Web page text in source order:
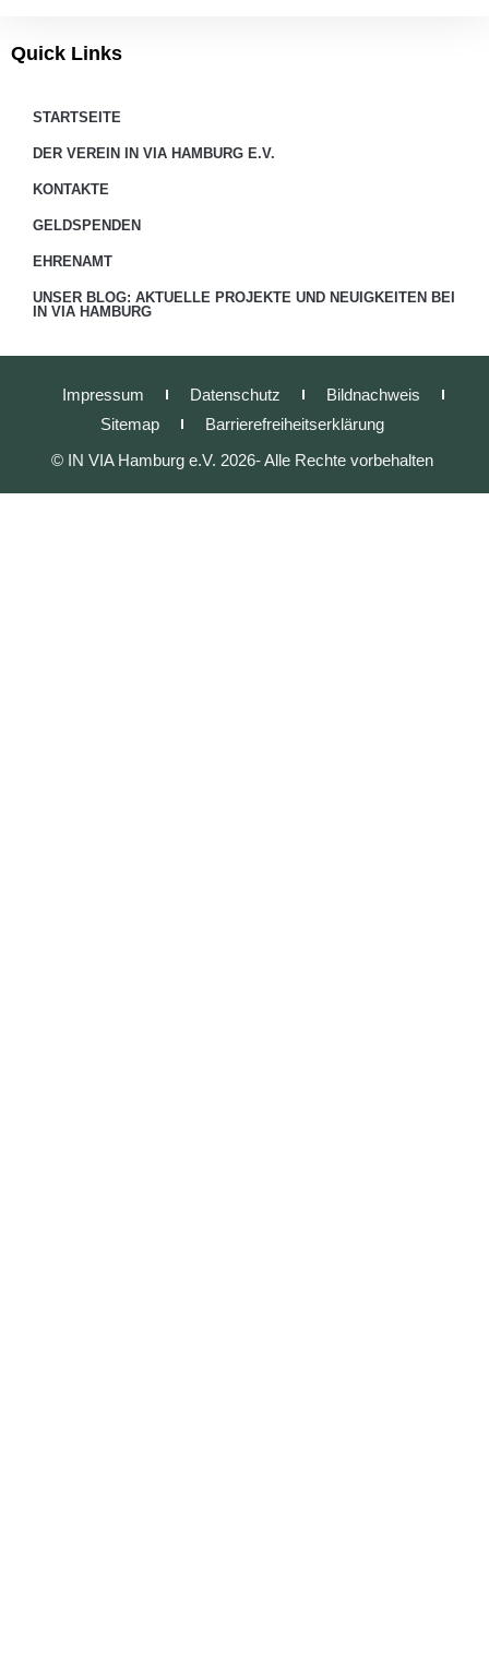
Quick Links
STARTSEITE
DER VEREIN IN VIA HAMBURG E.V.
KONTAKTE
GELDSPENDEN
EHRENAMT
UNSER BLOG: AKTUELLE PROJEKTE UND NEUIGKEITEN BEI
IN VIA HAMBURG
Impressum Datenschutz
Bildnachweis
Sitemap
Barrierefreiheitserklärung
© IN VIA Hamburg e.V. 2026- Alle Rechte vorbehalten